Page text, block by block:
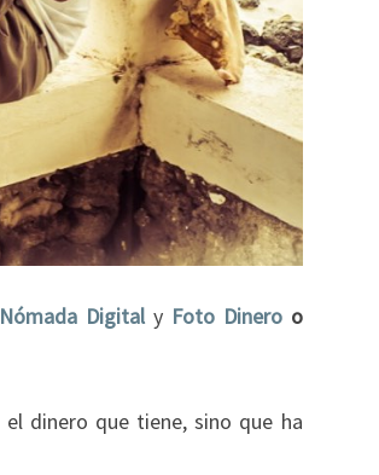
Nómada Digital y Foto Dineroo
dinero que tiene, sino que ha